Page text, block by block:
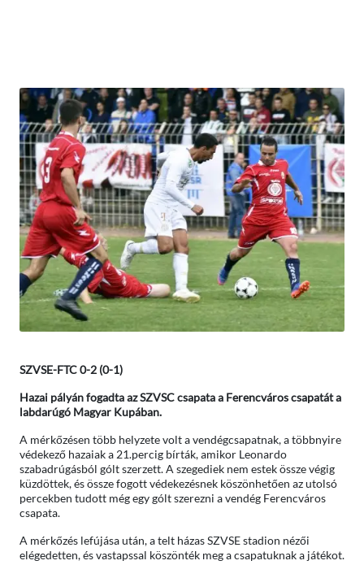
SZVSE-FTC 0-2 (0-1)
Hazai pályán fogadta az SZVSC csapata a Ferencváros csapatát a
labdarúgó Magyar Kupában.
A mérkőzésen több helyzete volt a vendégcsapatnak, a többnyire
védekező hazaiak a 21.percig bírták, amikor Leonardo
szabadrúgásból gólt szerzett. A szegediek nem estek össze végig
küzdöttek, és össze fogott védekezésnek köszönhetően az utolsó
percekben tudott még egy gólt szerezni a vendég Ferencváros
csapata.
A mérkőzés lefújása után, a telt házas SZVSE stadion nézői
elégedetten, és vastapssal köszönték meg a csapatuknak a játékot.